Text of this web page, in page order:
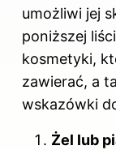
umożliwi jej
poniższej
kosmetyki,
zawierać, a
wskazówki
Żel lub